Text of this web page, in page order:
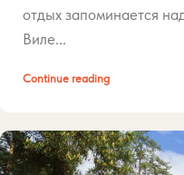
отдых запоминается
Виле...
Continue reading